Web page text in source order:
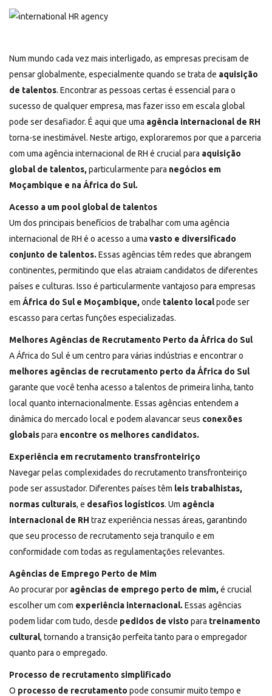
Num mundo cada vez mais interligado, as empresas precisam de
pensar globalmente, especialmente quando se trata de aquisição
de talentos. Encontrar as pessoas certas é essencial para o
sucesso de qualquer empresa, mas fazer isso em escala global
pode ser desafiador. É aqui que uma agência internacional de RH
torna-se inestimável. Neste artigo, exploraremos por que a parceria
com uma agência internacional de RH é crucial para aquisição
global de talentos,particularmente para negócios em
Moçambique e na África do Sul.
Acesso a um pool global de talentos
Um dos principais benefícios de trabalhar com uma agência
internacional de RH é o acesso a uma vasto e diversificado
conjunto de talentos. Essas agências têm redes que abrangem
continentes, permitindo que elas atraiam candidatos de diferentes
países e culturas. Isso é particularmente vantajoso para empresas
em África do Sul e Moçambique,onde talento localpode ser
escasso para certas funções especializadas.
Melhores Agências de Recrutamento Perto da África do Sul
A África do Sul é um centro para várias indústrias e encontrar o
melhores agências de recrutamento perto da África do Sul
garante que você tenha acesso a talentos de primeira linha, tanto
local quanto internacionalmente. Essas agências entendem a
dinâmica do mercado local e podem alavancar seus conexões
globaispara encontre os melhores candidatos.
Experiência em recrutamento transfronteiriço
Navegar pelas complexidades do recrutamento transfronteiriço
pode ser assustador. Diferentes países têm leis trabalhistas,
normas culturais, e desafios logísticos. Um agência
internacional de RH traz experiência nessas áreas, garantindo
que seu processo de recrutamento seja tranquilo e em
conformidade com todas as regulamentações relevantes.
Agências de Emprego Perto de Mim
Ao procurar por agências de emprego perto de mim,é crucial
escolher um com experiência internacional. Essas agências
podem lidar com tudo, desde pedidos de visto para treinamento
cultural, tornando a transição perfeita tanto para o empregador
quanto para o empregado.
Processo de recrutamento simplificado
O processo de recrutamento pode consumir muito tempo e